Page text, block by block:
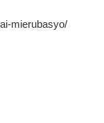
mierubasyo/